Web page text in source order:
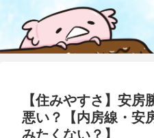
【住みやすさ】安
悪い？【内房線・安
みたくない？】